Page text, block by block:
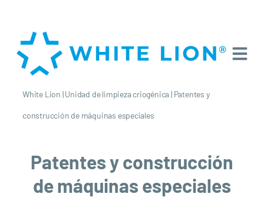
White Lion |Unidad de limpieza criogénica| Patentes y
construcción de máquinas especiales
Patentes y construcción
de máquinas especiales